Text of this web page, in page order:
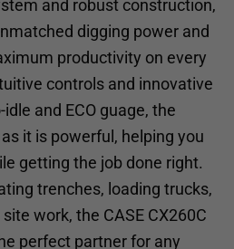
and robust construction,
digging power and
productivity on every
controls and innovative
and ECO guage, the
it is powerful, helping you
getting the job done right.
trenches, loading trucks,
work, the CASE CX260C
perfect partner for any